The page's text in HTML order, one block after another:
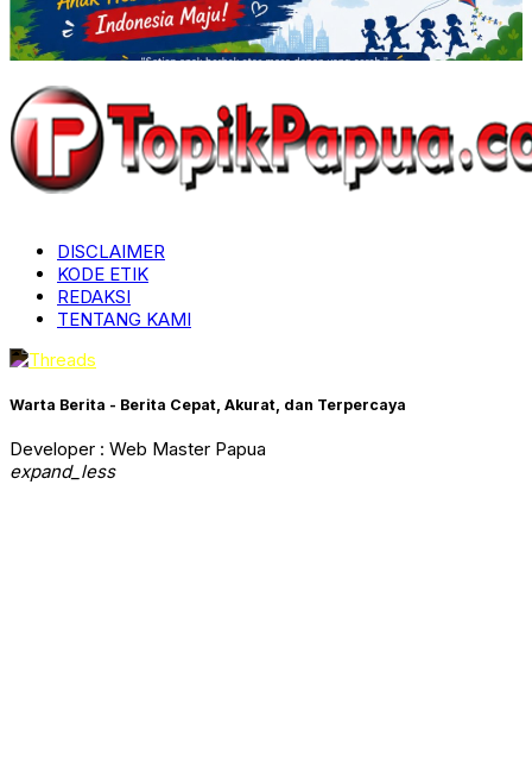
DISCLAIMER
KODE ETIK
REDAKSI
TENTANG KAMI
Warta Berita - Berita Cepat, Akurat, dan Terpercaya
Developer : Web Master Papua
expand_less